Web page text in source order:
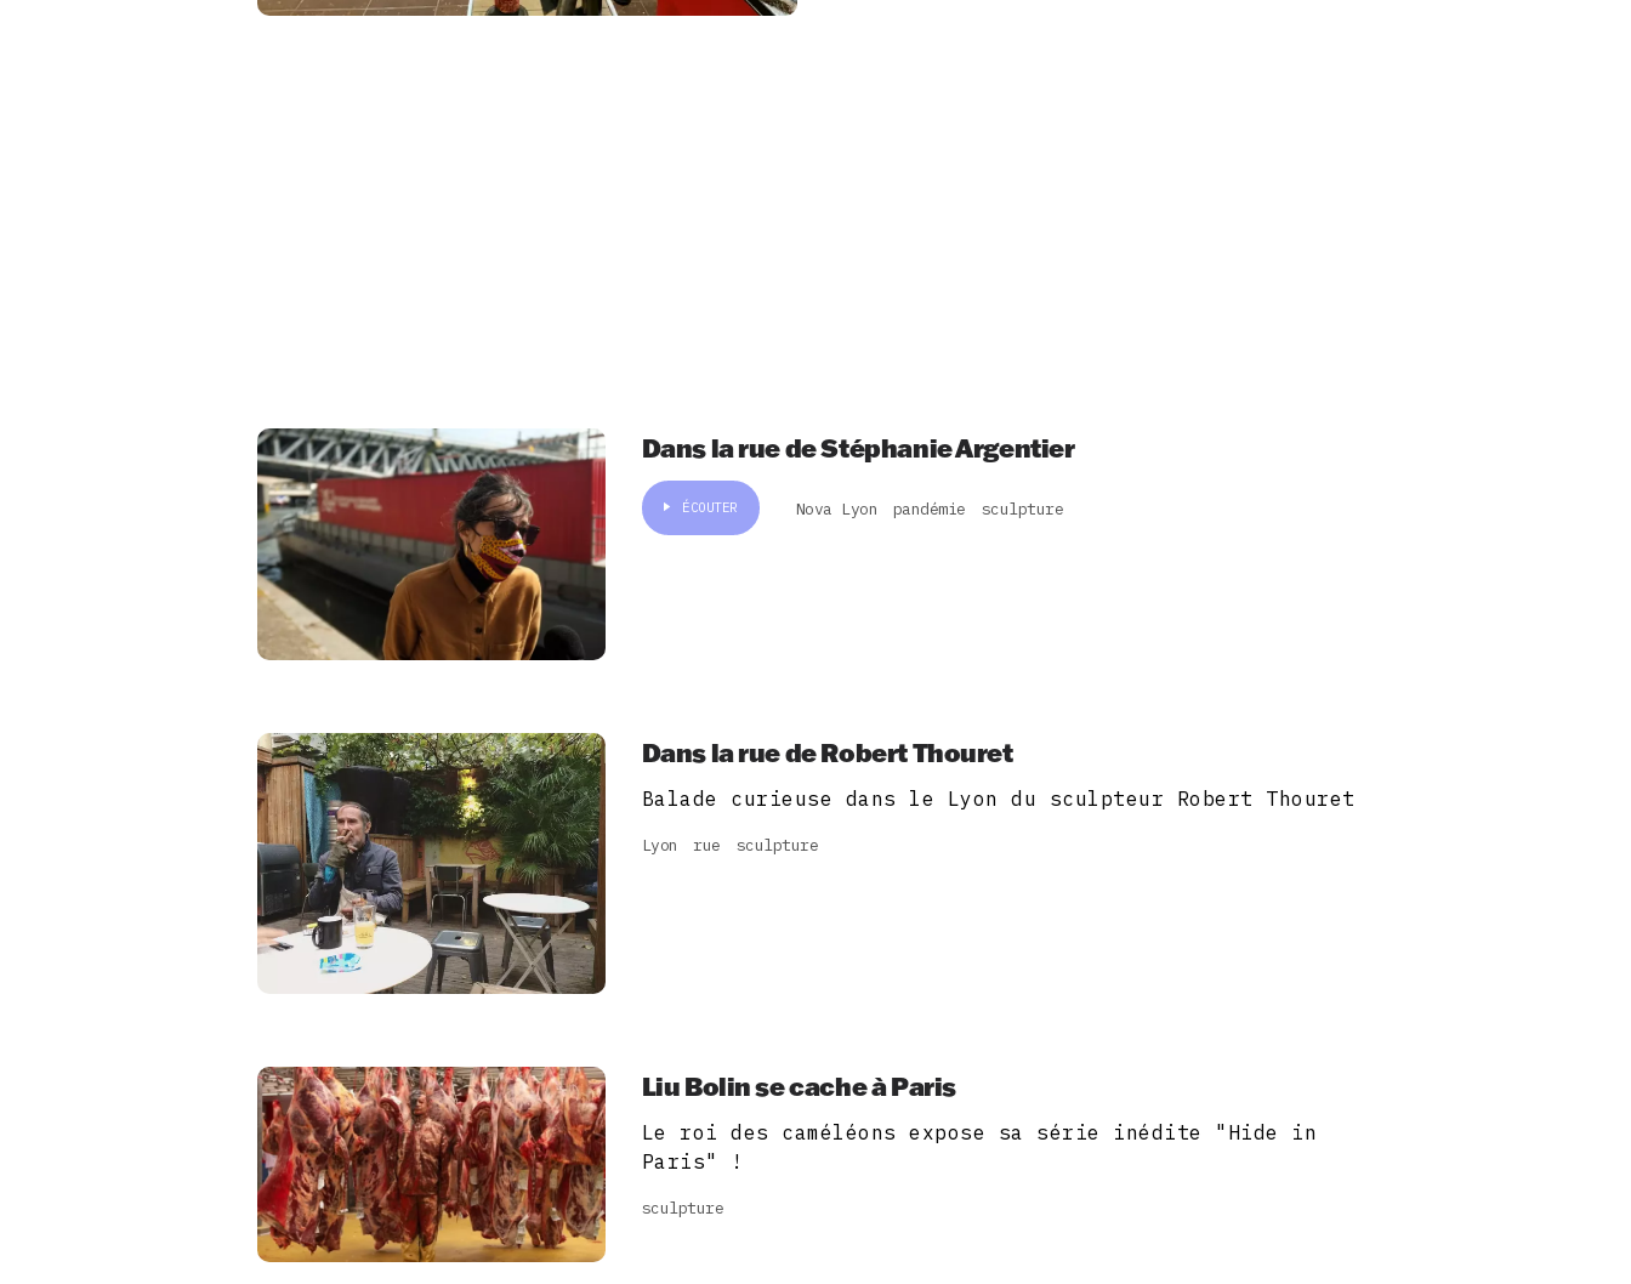
Dans la rue de Stéphanie Argentier
ÉCOUTER Nova Lyon pandémie sculpture
Dans la rue de Robert Thouret
Balade curieuse dans le Lyon du sculpteur Robert Thouret
Lyon rue sculpture
Liu Bolin se cache à Paris
Le roi des caméléons expose sa série inédite "Hide in
Paris" !
sculpture